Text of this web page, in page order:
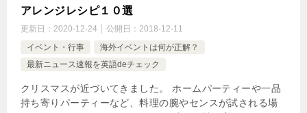
アレンジレシピ１０選
更新日： 2020-12-24 公開日： 2018-12-11
イベント・行事
海外イベントは何が正解？
最新ニュース速報を英語deチェック
クリスマスが近づいてきました。 ホームパーティーや一品
持ち寄りパーティーなど、料理の腕やセンスが試される場